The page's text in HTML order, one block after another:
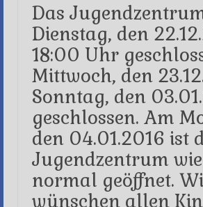
Das
Dienstag, den
18:00 Uhr
Mittwoch, den
Sonntag, den
geschlossen. Am
den 04.01.2016 ist
Jugendzentrum
normal geöffnet.
wünschen allen